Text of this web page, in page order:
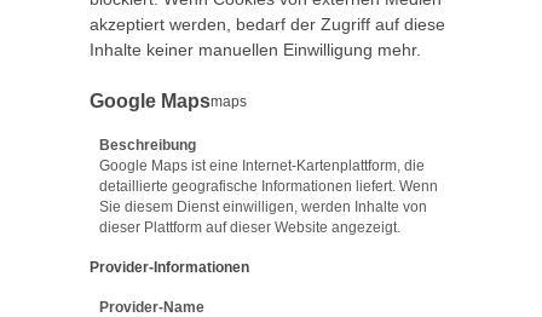
akzeptiert werden, bedarf der Zugriff auf diese
Inhalte keiner manuellen Einwilligung mehr.
Google Mapsmaps
Beschreibung
Google Maps ist eine Internet-Kartenplattform, die
detaillierte geografische Informationen liefert. Wenn
Sie diesem Dienst einwilligen, werden Inhalte von
dieser Plattform auf dieser Website angezeigt.
Provider-Informationen
Provider-Name